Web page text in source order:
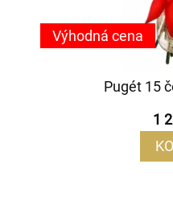
Pugét 15
1
Výhodná cena